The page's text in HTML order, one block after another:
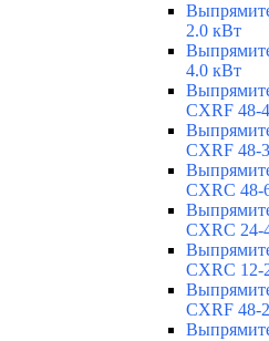
2.0 кВт
4.0 кВт
CXRF 48-
CXRF 48-
CXRС 48-
CXRС 24-
CXRС 12-
CXRF 48-